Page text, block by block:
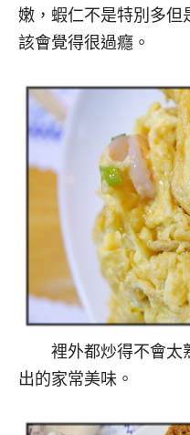
嫩，蝦仁不是特別多但
該會覺得很過癮。
裡外都炒得不會太熟
出的家常美味。